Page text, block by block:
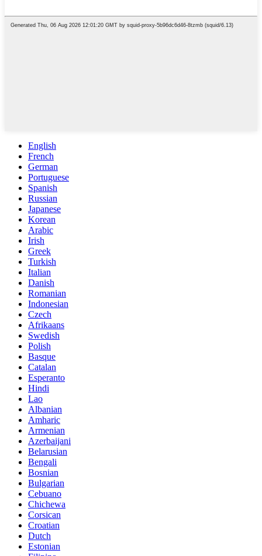
English
French
German
Portuguese
Spanish
Russian
Japanese
Korean
Arabic
Irish
Greek
Turkish
Italian
Danish
Romanian
Indonesian
Czech
Afrikaans
Swedish
Polish
Basque
Catalan
Esperanto
Hindi
Lao
Albanian
Amharic
Armenian
Azerbaijani
Belarusian
Bengali
Bosnian
Bulgarian
Cebuano
Chichewa
Corsican
Croatian
Dutch
Estonian